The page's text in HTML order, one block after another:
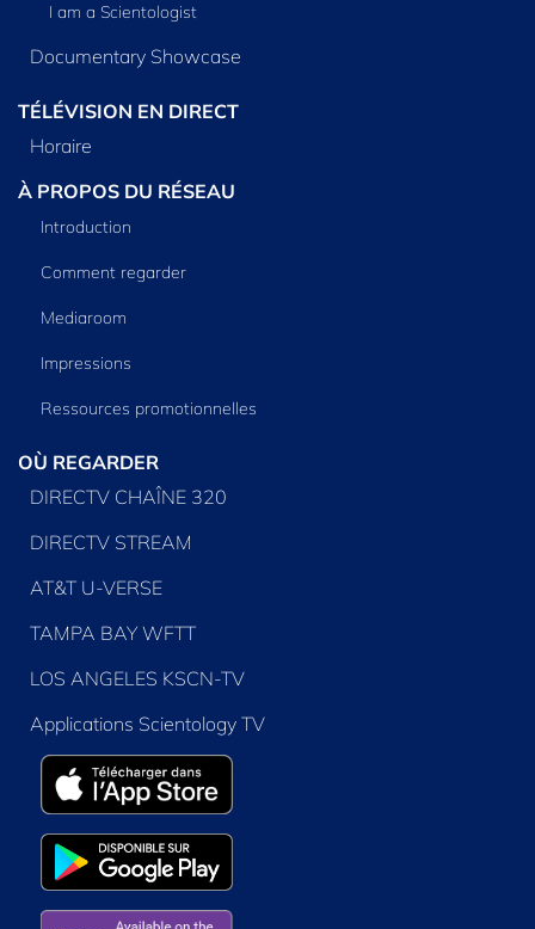
I am a Scientologist
Documentary Showcase
TÉLÉVISION EN DIRECT
Horaire
À PROPOS DU RÉSEAU
Introduction
Comment regarder
Mediaroom
Impressions
Ressources promotionnelles
OÙ REGARDER
DIRECTV CHAÎNE 320
DIRECTV STREAM
AT&T U-VERSE
TAMPA BAY WFTT
LOS ANGELES KSCN-TV
Applications Scientology TV